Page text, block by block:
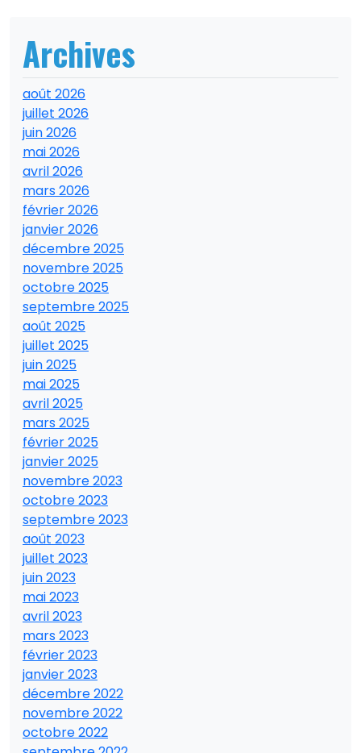
Archives
août 2026
juillet 2026
juin 2026
mai 2026
avril 2026
mars 2026
février 2026
janvier 2026
décembre 2025
novembre 2025
octobre 2025
septembre 2025
août 2025
juillet 2025
juin 2025
mai 2025
avril 2025
mars 2025
février 2025
janvier 2025
novembre 2023
octobre 2023
septembre 2023
août 2023
juillet 2023
juin 2023
mai 2023
avril 2023
mars 2023
février 2023
janvier 2023
décembre 2022
novembre 2022
octobre 2022